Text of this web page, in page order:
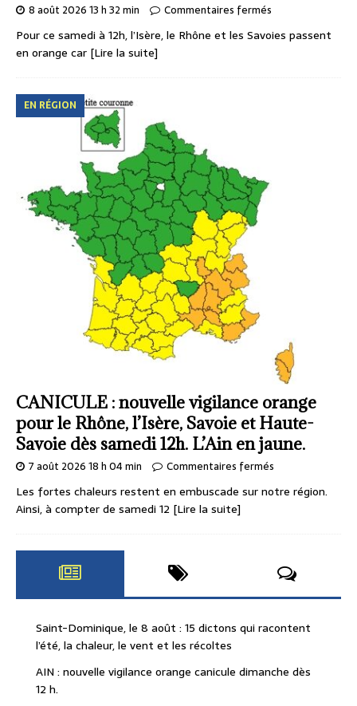
8 août 2026 13 h 32 min Commentaires fermés
Pour ce samedi à 12h, l’Isère, le Rhône et les Savoies passent
en orange car [Lire la suite]
CANICULE : nouvelle vigilance orange
pour le Rhône, l’Isère, Savoie et Haute-
Savoie dès samedi 12h. L’Ain en jaune.
EN RÉGION
7 août 2026 18 h 04 min Commentaires fermés
Les fortes chaleurs restent en embuscade sur notre région.
Ainsi, à compter de samedi 12 [Lire la suite]
Saint-Dominique, le 8 août : 15 dictons qui racontent
l’été, la chaleur, le vent et les récoltes
AIN : nouvelle vigilance orange canicule dimanche dès
12 h.